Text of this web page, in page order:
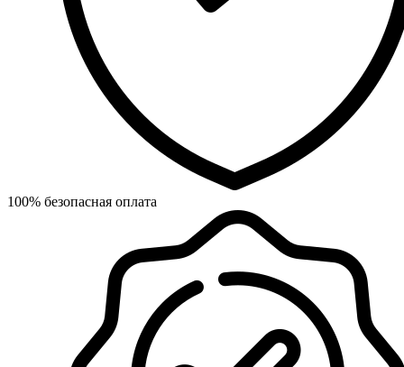
100% безопасная оплата